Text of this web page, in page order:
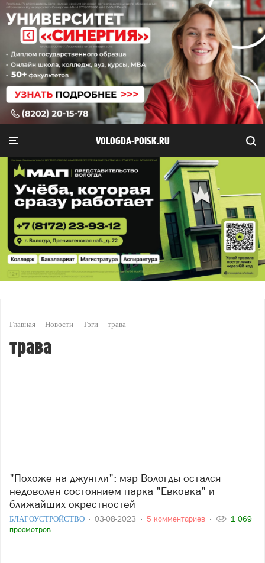
VOLOGDA-POISK.RU
Главная Новости Тэги трава
трава
"Похоже на джунгли": мэр Вологды остался
недоволен состоянием парка "Евковка" и
ближайших окрестностей
БЛАГОУСТРОЙСТВО 03-08-2023 5 комментариев
1 069
просмотров